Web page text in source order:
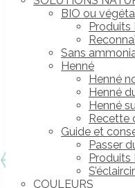
BIO ou
Produits
Sans
Henné
Henné
Henné
Henné
Recette
Guide et
Passer
Produits
COULEURS